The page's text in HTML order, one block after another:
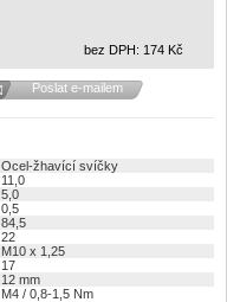
bez DPH: 174 Kč
Poslat e-mailem
Ocel-žhavící svíčky
11,0
5,0
0,5
84,5
22
M10 x 1,25
17
12 mm
M4 / 0,8-1,5 Nm